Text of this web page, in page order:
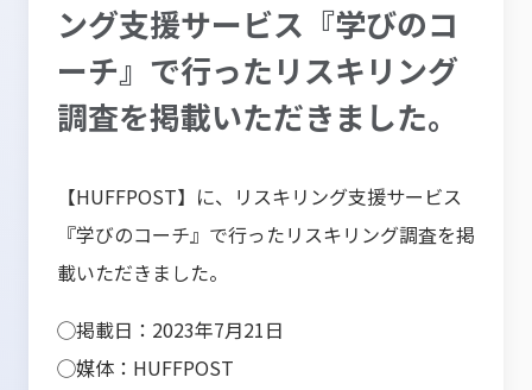
ング支援サービス『学びのコ
ーチ』で行ったリスキリング
調査を掲載いただきました。
【HUFFPOST】に、リスキリング支援サービス
『学びのコーチ』で行ったリスキリング調査を掲
載いただきました。
◯掲載日：2023年7月21日
◯媒体：HUFFPOST